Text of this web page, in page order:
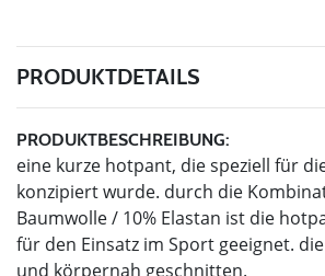
PRODUKTDETAILS
PRODUKTBESCHREIBUNG:
eine kurze hotpant, die speziell für
konzipiert wurde. durch die
Baumwolle / 10% Elastan ist die
für den Einsatz im Sport geeignet.
und körpernah geschnitten.